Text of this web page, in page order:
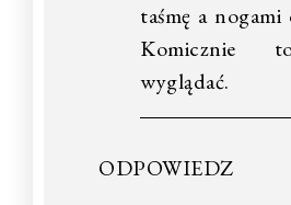
taśmę a nogami
Komicznie
wyglądać.
ODPOWIEDZ